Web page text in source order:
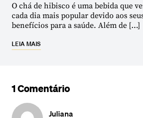
O chá de hibisco é uma bebida que
cada dia mais popular devido aos
benefícios para a saúde. Além de […]
LEIA MAIS
1 Comentário
Juliana